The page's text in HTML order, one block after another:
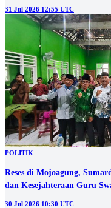
31 Jul 2026 12:55 UTC
POLITIK
Reses di Mojoagung,
dan Kesejahteraan Guru
30 Jul 2026 10:30 UTC